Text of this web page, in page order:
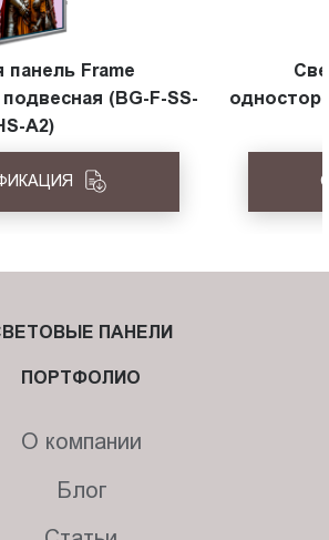
панель Frame
(BG-F-SS-
A2)
ПАНЕЛИ
ПОРТФОЛИО
О компании
Блог